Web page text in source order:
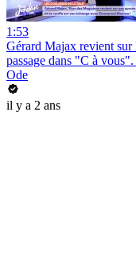
1:53
Gérard Majax revient sur
passage dans "C à
Ode
il y a 2 ans